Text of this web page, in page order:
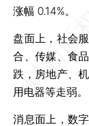
涨幅 0.14%。
盘面上，社会
合、传媒、食
跌，房地产、
用电器等走弱。
消息面上，数